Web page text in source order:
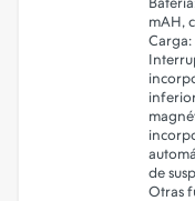
mAH,
Carga:
de
Otras